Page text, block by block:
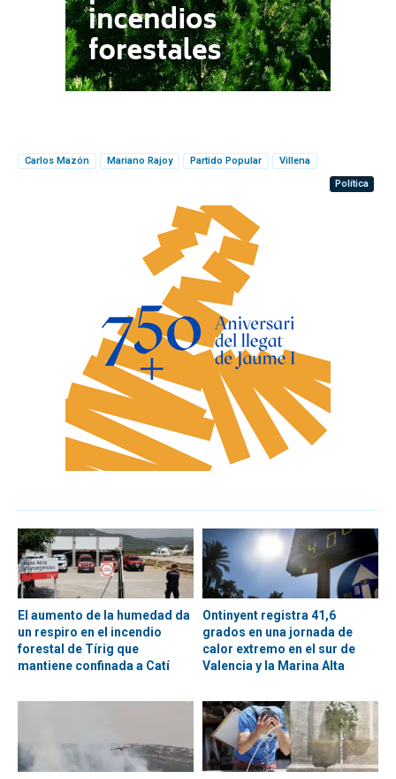
Carlos Mazón Mariano Rajoy Partido Popular
Villena
Política
El aumento de la humedad da
un respiro en el incendio
forestal de Tírig que
mantiene confinada a Catí
Ontinyent registra 41,6
grados en una jornada de
calor extremo en el sur de
Valencia y la Marina Alta